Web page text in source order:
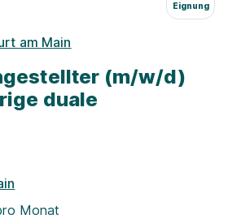
Eignung
am Main
(m/w/d)
duale
Monat